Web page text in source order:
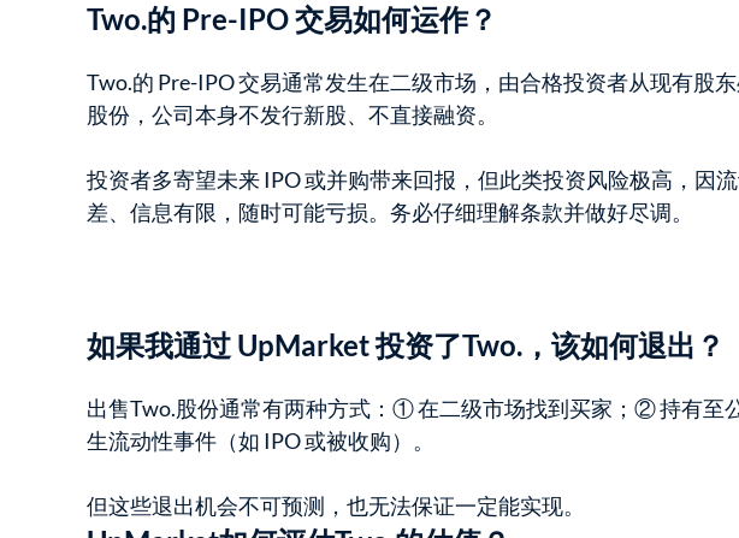
Two.的 Pre-IPO 交易如何运作？
Two.的 Pre-IPO 交易通常发生在二级市场，由合格投资者从现有股
股份，公司本身不发行新股、不直接融资。
投资者多寄望未来 IPO 或并购带来回报，但此类投资风险极高，因
差、信息有限，随时可能亏损。务必仔细理解条款并做好尽调。
如果我通过 UpMarket 投资了Two.，该如何退出？
出售Two.股份通常有两种方式：① 在二级市场找到买家；② 持有至
生流动性事件（如 IPO 或被收购）。
但这些退出机会不可预测，也无法保证一定能实现。